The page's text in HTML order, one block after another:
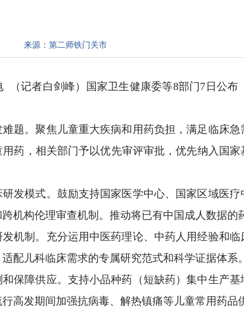
来源： 第二师铁门关市
（记者白剑峰）国家卫生健康委等8部门7日公
题。聚焦儿童重大疾病和用药负担，满足临床
药，相关部门予以优先审评审批，优先纳入国
发模式。鼓励支持国家医学中心、国家区域医
机构伦理审查机制。推动将已有中国成人数据的
机制。充分运用中医药理论、中药人用经验和
配儿科临床需求的专属研究范式和科学证据体系。
保障供应。支持小品种药（短缺药）集中生产
高发期间加强抗病毒、解热镇痛等儿童常用药品